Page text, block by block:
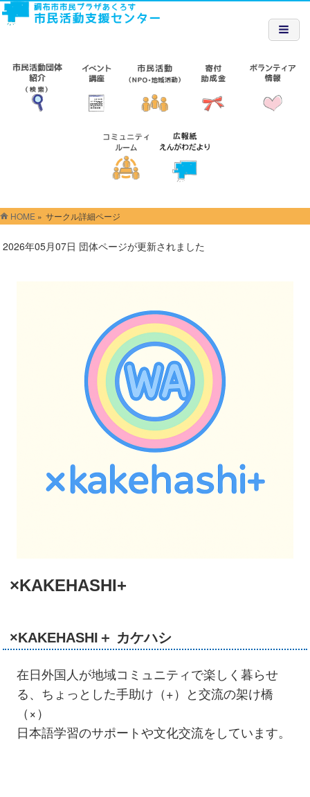
HOME » サークル詳細ページ
2026年05月07日 団体ページが更新されました
×KAKEHASHI+
×KAKEHASHI＋ カケハシ
在日外国人が地域コミュニティで楽しく暮らせ
る、ちょっとした手助け（+）と交流の架け橋
（×）
日本語学習のサポートや文化交流をしています。